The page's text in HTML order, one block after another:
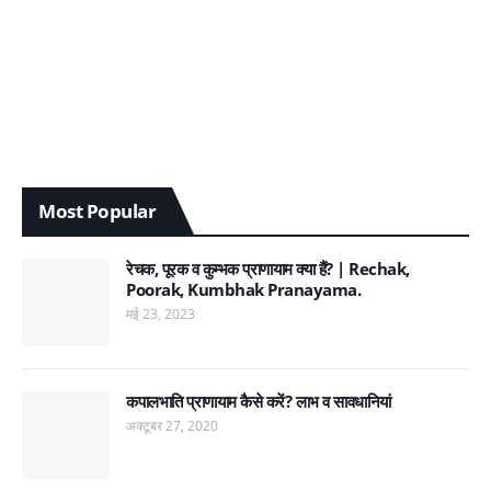
Most Popular
रेचक, पूरक व कुम्भक प्राणायाम क्या हैं? | Rechak,
Poorak, Kumbhak Pranayama.
मई 23, 2023
कपालभाति प्राणायाम कैसे करें? लाभ व सावधानियां
अक्टूबर 27, 2020